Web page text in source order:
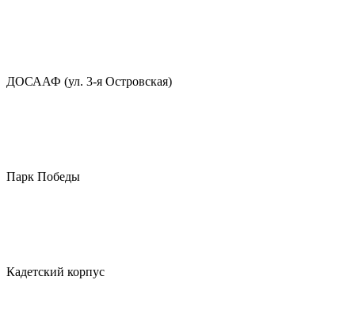
ДОСААФ (ул. 3-я Островская)
Парк Победы
Кадетский корпус